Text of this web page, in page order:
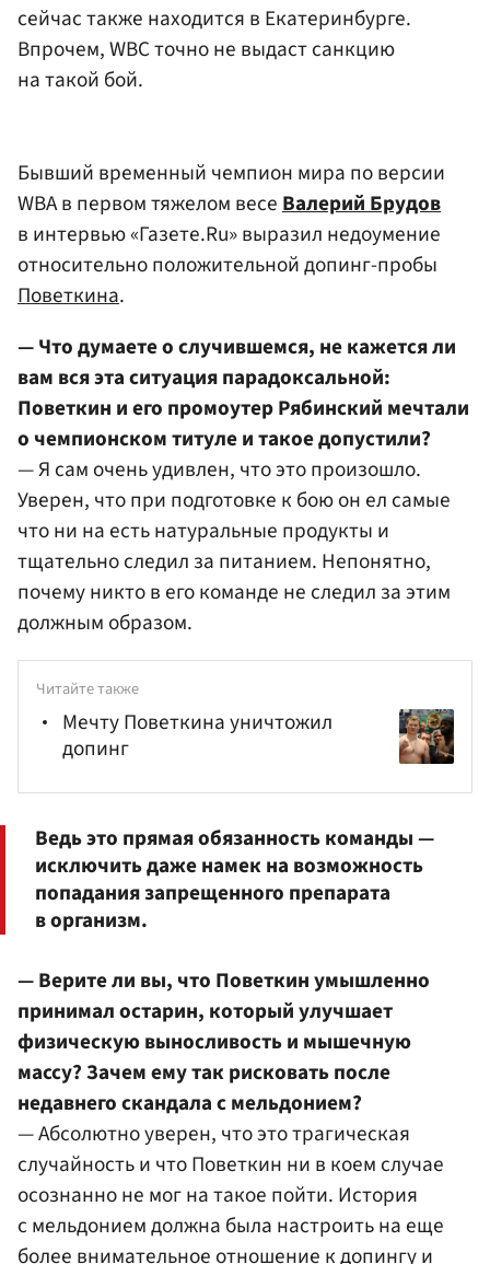
сейчас также находится в Екатеринбурге.
Впрочем, WBC точно не выдаст санкцию
на такой бой.
Бывший временный чемпион мира по версии
WBA в первом тяжелом весеВалерий Брудов
в интервью «Газете.Ru» выразил недоумение
относительно положительной допинг-пробы
Поветкина.
— Что думаете о случившемся, не кажется ли
вам вся эта ситуация парадоксальной:
Поветкин и его промоутер Рябинский мечтали
о чемпионском титуле и такое допустили?
— Я сам очень удивлен, что это произошло.
Уверен, что при подготовке к бою он ел самые
что ни на есть натуральные продукты и
тщательно следил за питанием. Непонятно,
почему никто в его команде не следил за этим
должным образом.
Читайте также
Мечту Поветкина уничтожил
допинг
Ведь это прямая обязанность команды —
исключить даже намек на возможность
попадания запрещенного препарата
в организм.
— Верите ли вы, что Поветкин умышленно
принимал остарин, который улучшает
физическую выносливость и мышечную
массу? Зачем ему так рисковать после
недавнего скандала с мельдонием?
— Абсолютно уверен, что это трагическая
случайность и что Поветкин ни в коем случае
осознанно не мог на такое пойти. История
с мельдонием должна была настроить на еще
более внимательное отношение к допингу и